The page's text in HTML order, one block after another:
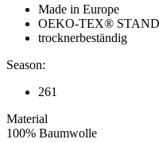
Made in Europe
OEKO-TEX®
trocknerbeständig
Season:
261
Material
100% Baumwolle